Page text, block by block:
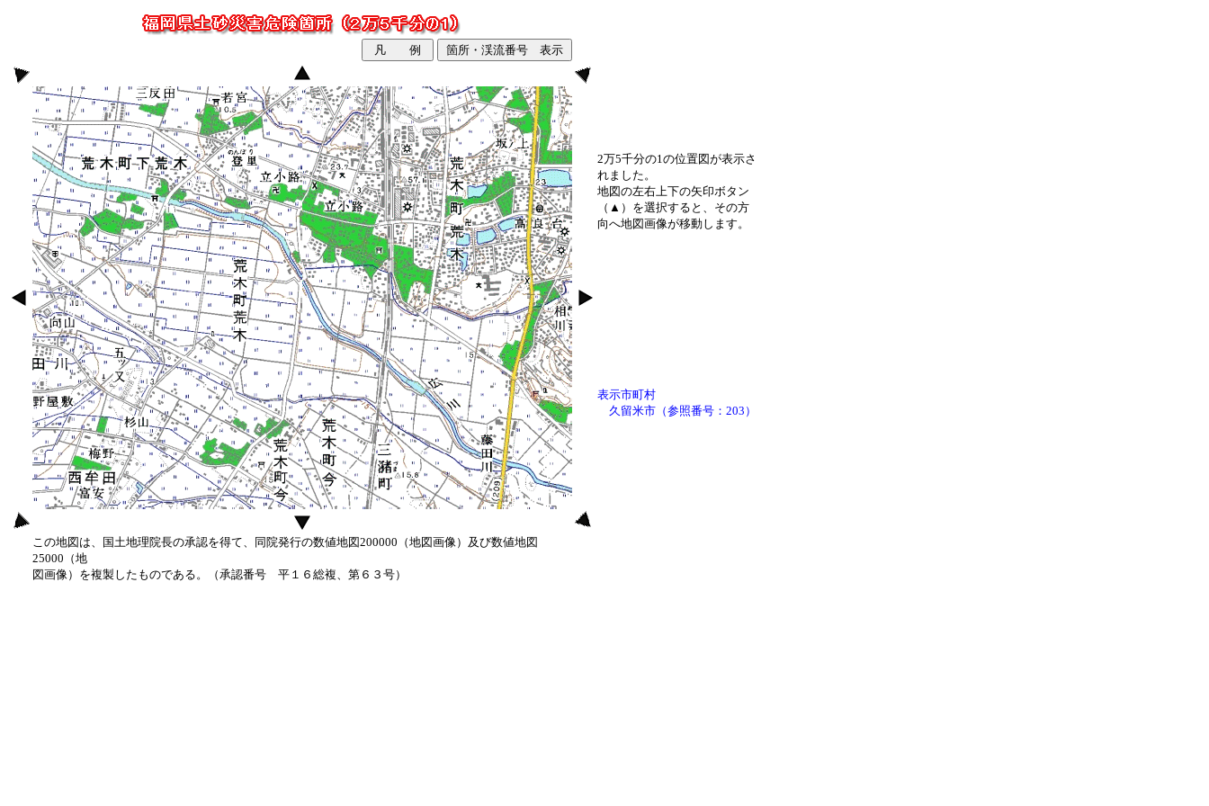
2万5千分の1の位置図が表示さ
れました。
地図の左右上下の矢印ボタン
（▲）を選択すると、その方
向へ地図画像が移動します。
表示市町村
久留米市（参照番号：203）
この地図は、国土地理院長の承認を得て、同院発行の数値地図200000（地図画像）及び数値地図
25000（地
図画像）を複製したものである。（承認番号 平１６総複、第６３号）